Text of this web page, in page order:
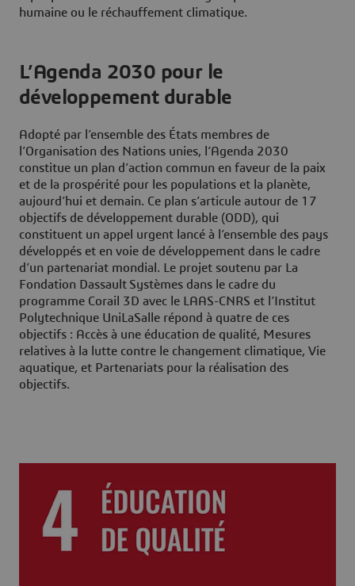
humaine ou le réchauffement climatique.
L’Agenda 2030 pour le
développement durable
Adopté par l’ensemble des États membres de
l’Organisation des Nations unies, l’Agenda 2030
constitue un plan d’action commun en faveur de la paix
et de la prospérité pour les populations et la planète,
aujourd’hui et demain. Ce plan s’articule autour de 17
objectifs de développement durable (ODD), qui
constituent un appel urgent lancé à l’ensemble des pays
développés et en voie de développement dans le cadre
d’un partenariat mondial. Le projet soutenu par La
Fondation Dassault Systèmes dans le cadre du
programme Corail 3D avec le LAAS-CNRS et l’Institut
Polytechnique UniLaSalle répond à quatre de ces
objectifs : Accès à une éducation de qualité, Mesures
relatives à la lutte contre le changement climatique, Vie
aquatique, et Partenariats pour la réalisation des
objectifs.